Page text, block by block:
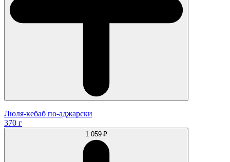
Люля-кебаб по-аджарски
370 г
1 059 ₽